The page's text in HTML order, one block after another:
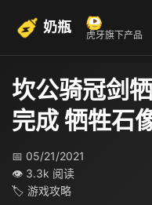
奶瓶 虎牙旗下产品
坎公骑冠剑
完成 牺牲石
📅 05/21/2021
👁 3.3k 阅读
🏷 游戏攻略